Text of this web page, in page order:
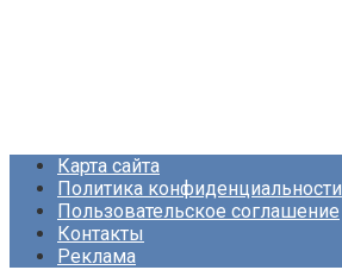
Карта сайта
Политика конфиденциальности
Пользовательское соглашение
Контакты
Реклама